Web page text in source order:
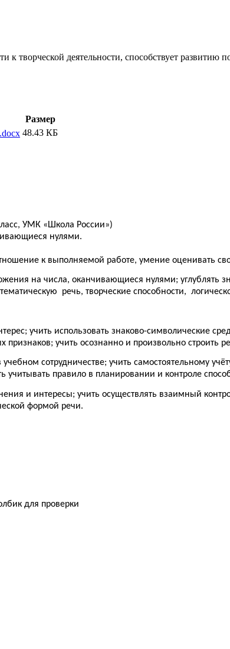
творческой деятельности, способствует развитию
Размер
48.43 КБ
УМК «Школа России»)
нулями.
к выполняемой работе, умение оценивать
на числа, оканчивающиеся нулями; углублять
речь, творческие способности,
учить использовать знаково-символические
учить осознанно и произвольно строить
сотрудничестве; учить самостоятельному
учитывать правило в планировании и контроле
и интересы; учить осуществлять взаимный
формой речи.
для проверки